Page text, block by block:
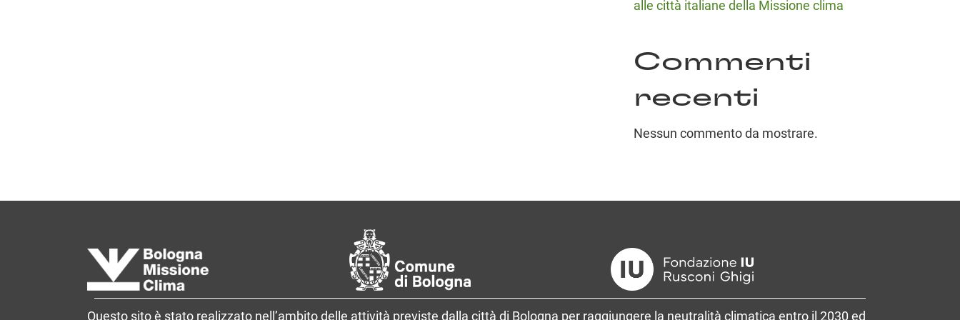
alle città italiane della Missione clima
Commenti
recenti
Nessun commento da mostrare.
Questo sito è stato realizzato nell’ambito delle attività previste dalla città di Bologna per raggiungere la neutralità climatica entro il 2030 ed